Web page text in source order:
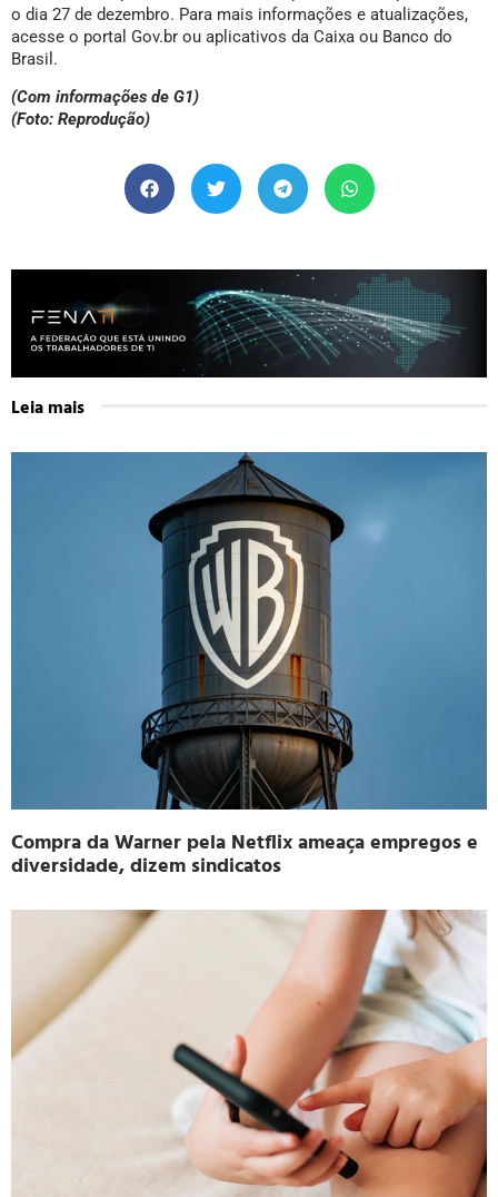
o dia 27 de dezembro. Para mais informações e atualizações,
acesse o portal Gov.br ou aplicativos da Caixa ou Banco do
Brasil.
(Com informações de G1)
(Foto: Reprodução)
Leia mais
Compra da Warner pela Netflix ameaça empregos e
diversidade, dizem sindicatos